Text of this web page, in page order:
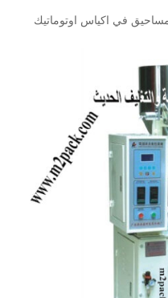
مساحيق في اكياس اوتوماتيك